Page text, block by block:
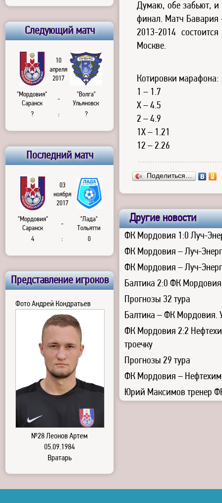
Думаю, обе забьют, и
финал. Матч
2013-2014
Москве.
Котировки марафона:
1 – 1.7
Х – 4.5
2 – 4.9
1Х – 1.21
12 – 2.26
Поделиться…
Другие новости
ФК Мордовия 1:0 Луч-
ФК Мордовия – Луч-
ФК Мордовия – Луч-
Балтика 2:0 ФК
Прогнозы 32 тура
Балтика – ФК Мордовия.
ФК Мордовия 2:2
троечку
Прогнозы 29 тура
ФК Мордовия –
Юрий Максимов тренер
Следующий матч
10
апреля
2017
"Мордовия"
Саранск
-
"Волга"
Ульяновск
?
: ?
Последний матч
03
ноября
2017
"Мордовия"
Саранск
-
"Лада"
Тольятти
4
: 0
Представление игроков
Фото Андрей Кондратьев
№28 Леонов Артем
05.09.1984
Вратарь